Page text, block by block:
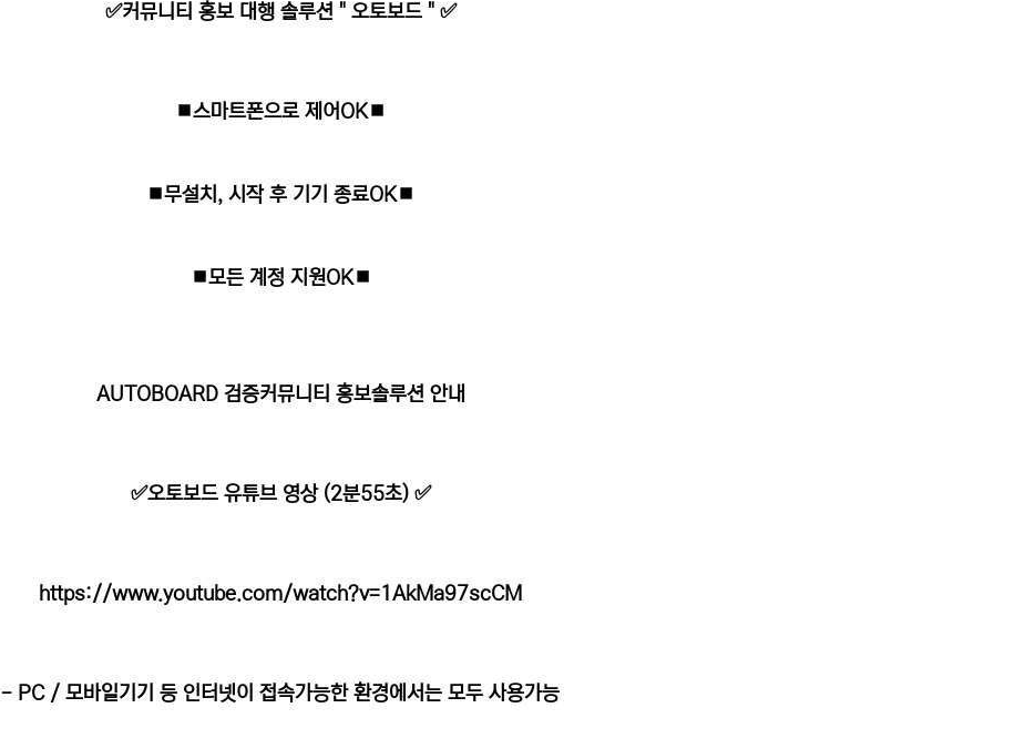
✅커뮤니티 홍보 대행 솔루션 " 오토보드 " ✅
⏹스마트폰으로 제어OK⏹
⏹무설치, 시작 후 기기 종료OK⏹
⏹모든 계정 지원OK⏹
AUTOBOARD 검증커뮤니티 홍보솔루션 안내
✅오토보드 유튜브 영상 (2분55초) ✅
https://www.youtube.com/watch?v=1AkMa97scCM
- PC / 모바일기기 등 인터넷이 접속가능한 환경에서는 모두 사용가능